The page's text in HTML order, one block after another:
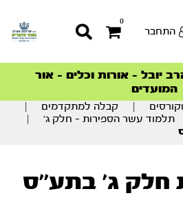
0
התחבר
הפודקאסטים
החודש – דרך המלך
יובל – אורות וכלים – אור
המועדים
הבריאות הטבעית >
הפודקאסטים
החודש – דרך המלך
קבלה למתקדמים
תלמוד עשר הספירות – חלק ג’